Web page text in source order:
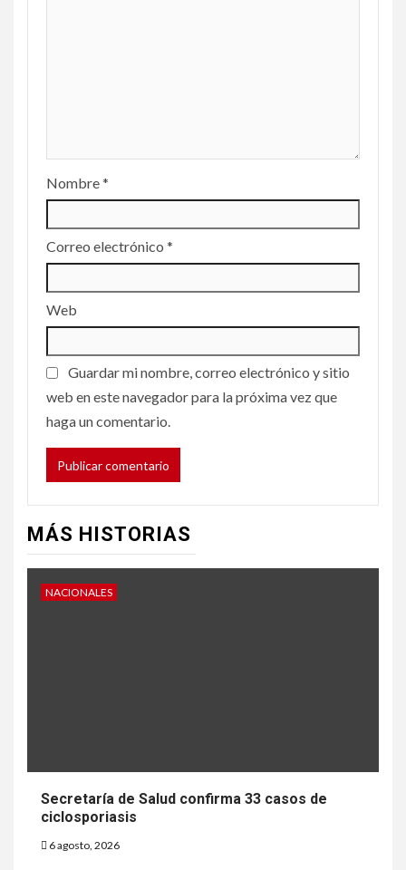
Nombre*
Correo electrónico *
Web
Guardar mi nombre, correo electrónico y sitio
web en este navegador para la próxima vez que
haga un comentario.
MÁS HISTORIAS
NACIONALES
Secretaría de Salud confirma 33 casos de
ciclosporiasis
6 agosto, 2026